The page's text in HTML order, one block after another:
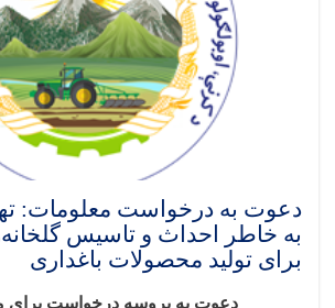
دعوت به درخواست معلومات:
به خاطر احداث و تاسیس
برای تولید محصولات باغداری
دعوت به پروسه درخواست برای